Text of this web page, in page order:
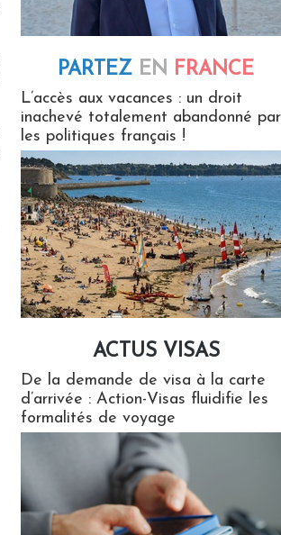
PARTEZ EN FRANCE
L’accès aux vacances : un droit
inachevé totalement abandonné par
les politiques français !
ACTUS VISAS
De la demande de visa à la carte
d’arrivée : Action-Visas fluidifie les
formalités de voyage